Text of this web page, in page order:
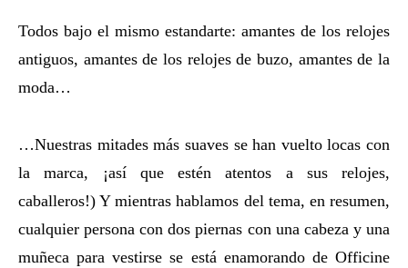
Todos bajo el mismo estandarte: amantes de los relojes
antiguos, amantes de los relojes de buzo, amantes de la
moda…
…Nuestras mitades más suaves se han vuelto locas con
la marca, ¡así que estén atentos a sus relojes,
caballeros!) Y mientras hablamos del tema, en resumen,
cualquier persona con dos piernas con una cabeza y una
muñeca para vestirse se está enamorando de Officine